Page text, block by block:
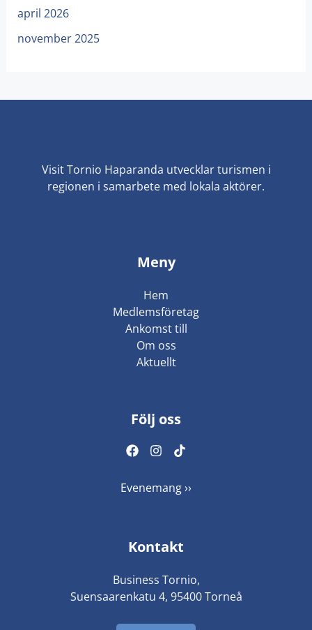
april 2026
november 2025
Visit Tornio Haparanda utvecklar turismen i
regionen i samarbete med lokala aktörer.
Meny
Hem
Medlemsföretag
Ankomst till
Om oss
Aktuellt
Följ oss
Evenemang ››
Kontakt
Business Tornio,
Suensaarenkatu 4, 95400 Torneå